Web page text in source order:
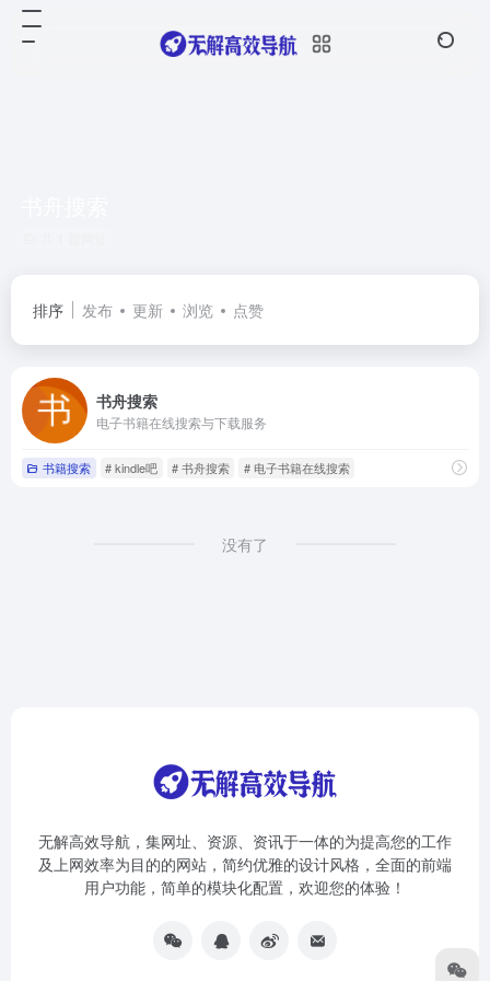
排序 发布 更新 浏览 点赞
书舟搜索
电子书籍在线搜索与下载服务
书籍搜索 # kindle吧 # 书舟搜索 # 电子书籍在线搜索
没有了
无解高效导航，集网址、资源、资讯于一体的为提高您的工作
及上网效率为目的的网站，简约优雅的设计风格，全面的前端
用户功能，简单的模块化配置，欢迎您的体验！